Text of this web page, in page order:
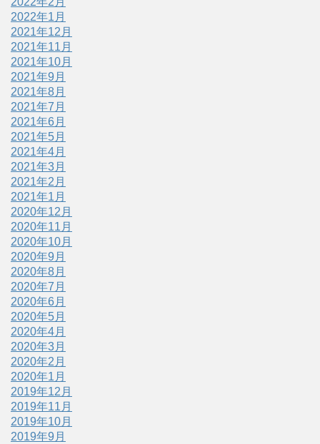
2022年1月
2021年12月
2021年11月
2021年10月
2021年9月
2021年8月
2021年7月
2021年6月
2021年5月
2021年4月
2021年3月
2021年2月
2021年1月
2020年12月
2020年11月
2020年10月
2020年9月
2020年8月
2020年7月
2020年6月
2020年5月
2020年4月
2020年3月
2020年2月
2020年1月
2019年12月
2019年11月
2019年10月
2019年9月